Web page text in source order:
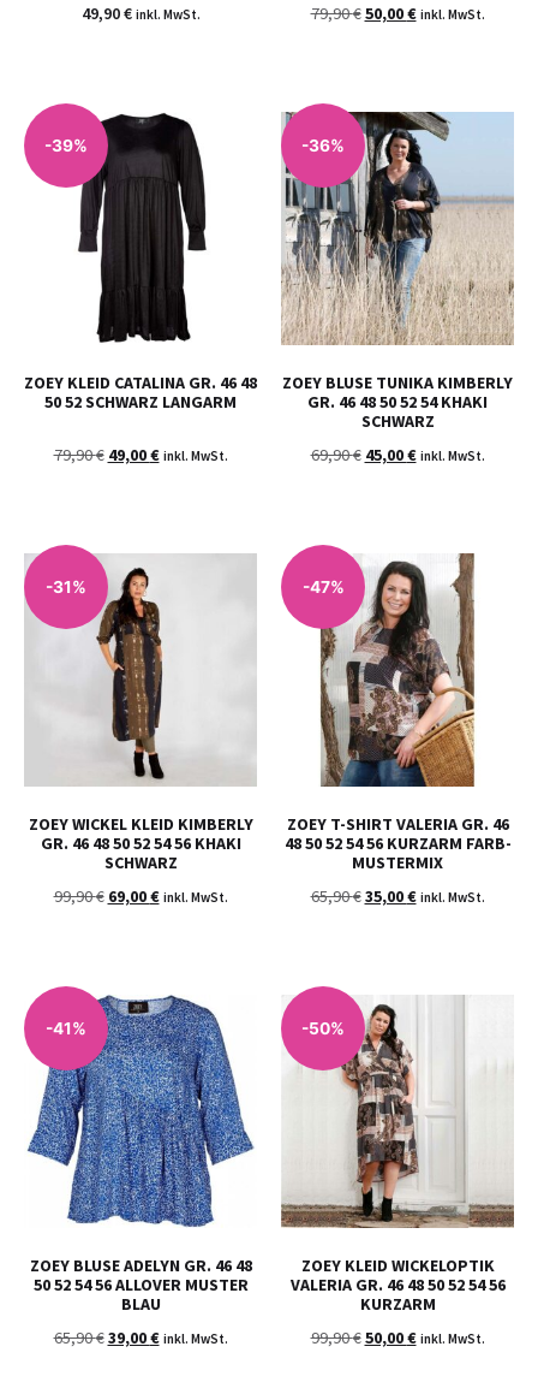
49,90€ inkl. MwSt.
79,90€50,00€ inkl. MwSt.
-39%
ZOEY KLEID CATALINA GR. 46 48
50 52 SCHWARZ LANGARM
79,90€ 49,00€ inkl. MwSt.
-36%
ZOEY BLUSE TUNIKA KIMBERLY
GR. 46 48 50 52 54 KHAKI
SCHWARZ
69,90€ 45,00€ inkl. MwSt.
-31%
ZOEY WICKEL KLEID KIMBERLY
GR. 46 48 50 52 54 56 KHAKI
SCHWARZ
99,90€ 69,00€ inkl. MwSt.
-47%
ZOEY T-SHIRT VALERIA GR. 46
48 50 52 54 56 KURZARM FARB-
MUSTERMIX
65,90€35,00€ inkl. MwSt.
-41%
ZOEY BLUSE ADELYN GR. 46 48
50 52 54 56 ALLOVER MUSTER
BLAU
65,90€39,00€ inkl. MwSt.
-50%
ZOEY KLEID WICKELOPTIK
VALERIA GR. 46 48 50 52 54 56
KURZARM
99,90€50,00€ inkl. MwSt.